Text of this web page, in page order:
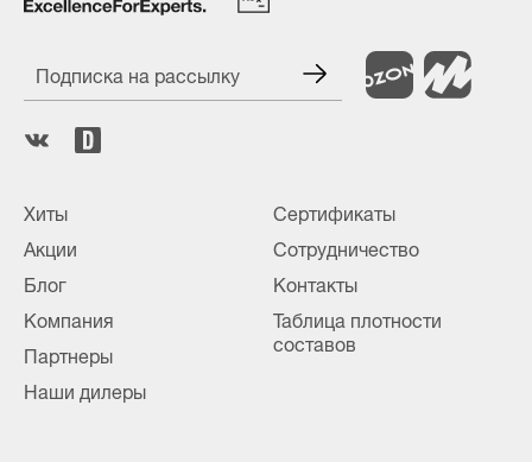
Подписка на рассылку
Хиты
Акции
Блог
Компания
Партнеры
Наши дилеры
Сертификаты
Сотрудничество
Контакты
Таблица плотности
составов